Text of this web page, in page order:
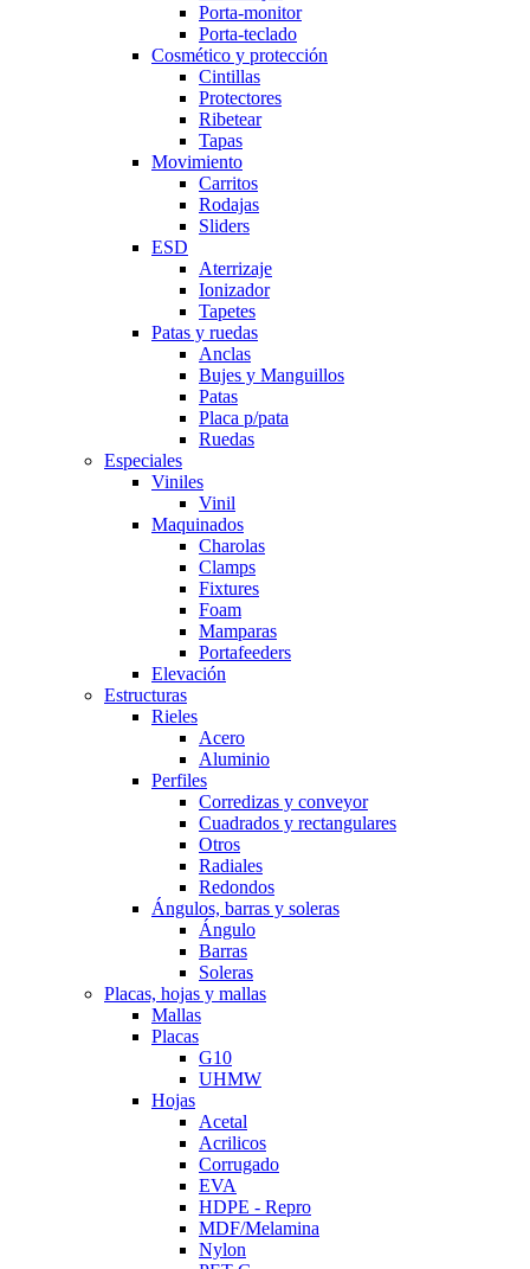
Porta-monitor
Porta-teclado
Cosmético y protección
Cintillas
Protectores
Ribetear
Tapas
Movimiento
Carritos
Rodajas
Sliders
ESD
Aterrizaje
Ionizador
Tapetes
Patas y ruedas
Anclas
Bujes y Manguillos
Patas
Placa p/pata
Ruedas
Especiales
Viniles
Vinil
Maquinados
Charolas
Clamps
Fixtures
Foam
Mamparas
Portafeeders
Elevación
Estructuras
Rieles
Acero
Aluminio
Perfiles
Corredizas y conveyor
Cuadrados y rectangulares
Otros
Radiales
Redondos
Ángulos, barras y soleras
Ángulo
Barras
Soleras
Placas, hojas y mallas
Mallas
Placas
G10
UHMW
Hojas
Acetal
Acrilicos
Corrugado
EVA
HDPE - Repro
MDF/Melamina
Nylon